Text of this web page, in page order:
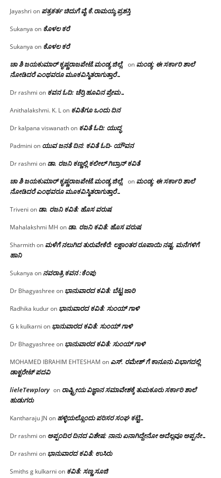
Jayashri on ಪತ್ರಕರ್ತ ಚಿದುಗೆ ವೈ.ಕೆ.ರಾಮಯ್ಯ ಪ್ರಶಸ್ತಿ
Sukanya on ಕೊಳಲ ಕರೆ
Sukanya on ಕೊಳಲ ಕರೆ
ಚಾ ಶಿ ಜಯಕುಮಾರ್ ಕೃಷ್ಣರಾಜಪೇಟೆ.ಮಂಡ್ಯ ಜಿಲ್ಲೆ. on ಮಂಡ್ಯ: ಈ ಸರ್ಕಾರಿ ಶಾಲೆ
ನೋಡಿದರೆ ಎಂಥವರೂ ಮೂಕವಿಸ್ಮಿತರಾಗುತ್ತಾರೆ…
Dr rashmi on ಕವನ ಓದಿ: ಚೆರ್ರಿ ಹೂವಿನ ಪ್ರೇಮ…
Anithalakshmi. K. Lon ಕವಿತೆಗೂ ಒಂದು ದಿನ
Dr kalpana viswanathon ಕವಿತೆ ಓದಿ: ಯುದ್ಧ
Padmini on ಯುವ ಜನತೆ ದಿನ: ಕವಿತೆ ಓದಿ- ಯೌವನ
Dr rashmi on ಡಾ. ರಜನಿ‌ ಕಣ್ಣಲ್ಲಿ ಕಲೀಲ್ ಗಿಬ್ರಾನ್ ಕವಿತೆ
ಚಾ ಶಿ ಜಯಕುಮಾರ್ ಕೃಷ್ಣರಾಜಪೇಟೆ.ಮಂಡ್ಯ ಜಿಲ್ಲೆ. on ಮಂಡ್ಯ: ಈ ಸರ್ಕಾರಿ ಶಾಲೆ
ನೋಡಿದರೆ ಎಂಥವರೂ ಮೂಕವಿಸ್ಮಿತರಾಗುತ್ತಾರೆ…
Triveni on ಡಾ. ರಜನಿ ಕವಿತೆ: ಹೊಸ ವರುಷ
Mahalakshmi MH on ಡಾ. ರಜನಿ ಕವಿತೆ: ಹೊಸ ವರುಷ
Sharmithon ಮಳೆಗೆ ನಲುಗಿದ ತುರುವೇಕೆರೆ: ಲಕ್ಷಾಂತರ ರೂಪಾಯಿ ನಷ್ಟ, ಮನೆಗಳಿಗೆ
ಹಾನಿ
Sukanya on ನವರಾತ್ರಿ ಕವನ :ಕೆಂಪು
Dr Bhagyashree on ಭಾನುವಾರದ ಕವಿತೆ: ಬೆಟ್ಟ ಜಾರಿ
Radhika kuduron ಭಾನುವಾರದ ಕವಿತೆ: ಸುಂಯ್ ಗಾಳಿ
G k kulkarni on ಭಾನುವಾರದ ಕವಿತೆ: ಸುಂಯ್ ಗಾಳಿ
Dr Bhagyashree on ಭಾನುವಾರದ ಕವಿತೆ: ಸುಂಯ್ ಗಾಳಿ
MOHAMED IBRAHIM EHTESHAM on ಎಸ್. ರಮೇಶ್ ಗೆ ಕಾನೂನು ವಿಭಾಗದಲ್ಲಿ
ಡಾಕ್ಟರೇಟ್ ಪದವಿ
lieleTewplory on ರಾಷ್ಟ್ರೀಯ ವಿಜ್ಞಾನ ಸಮಾವೇಶಕ್ಕೆ‌ ತುಮಕೂರು ಸರ್ಕಾರಿ ಶಾಲೆ
ಹುಡುಗರು
Kantharaju JN on ಹಳ್ಳಿಯಲ್ಲೊಂದು ಪರಿಸರ ಸಂಘ ಕಟ್ಟಿ…
Dr rashmi on ಅಪ್ಪಂದಿರ ದಿನದ ವಿಶೇಷ: ನಾನು ಏನಾಗಿದ್ದೇನೋ‌ ಅದೆಲ್ಲವೂ ಅಪ್ಪನೇ…
Dr rashmi on ಭಾನುವಾರದ ಕವಿತೆ: ಉಸಿರು
Smiths g kulkarni on ಕವಿತೆ: ಸಣ್ಣ ಸೂಜಿ